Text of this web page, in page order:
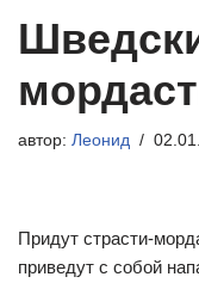
автор: Леонид
Придут страсти-
приведут с собой